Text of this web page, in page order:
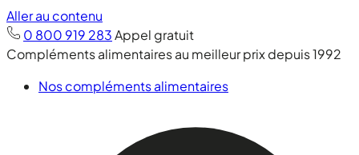
Aller au contenu
0 800 919 283Appel gratuit
Compléments alimentaires au meilleur prix depuis 1992
Nos compléments alimentaires